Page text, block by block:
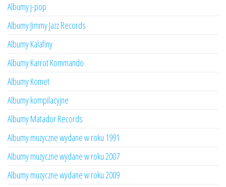
Albumy j-pop
Albumy Jimmy Jazz Records
Albumy Kalafiny
Albumy Karrot Kommando
Albumy Komet
Albumy kompilacyjne
Albumy Matador Records
Albumy muzyczne wydane w roku 1991
Albumy muzyczne wydane w roku 2007
Albumy muzyczne wydane w roku 2009